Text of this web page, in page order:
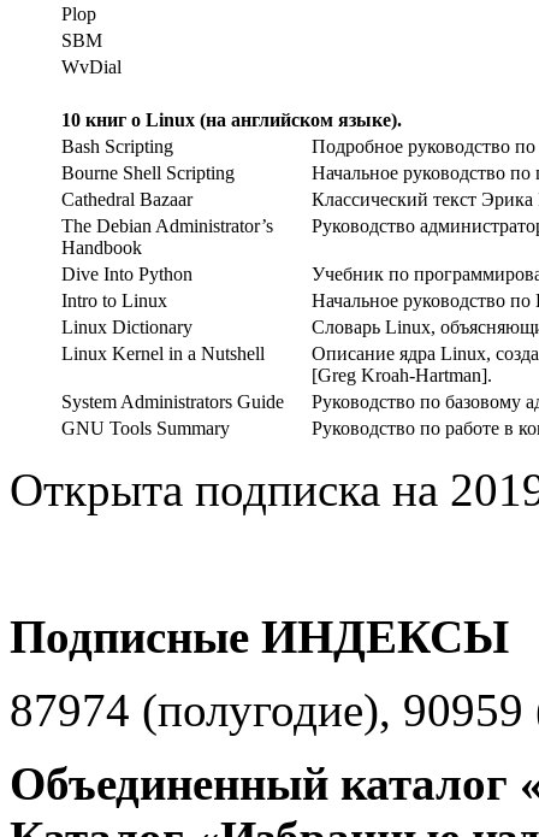
Plop
SBM
WvDial
10 книг о Linux (на английском языке).
Bash Scripting
Подробное руководство
Bourne Shell Scripting
Начальное руководство
Cathedral Bazaar
Классический текст
The Debian Administrator’s
Handbook
Руководство
Dive Into Python
Учебник по
Intro to Linux
Начальное руководство по
Linux Dictionary
Словарь Linux,
Linux Kernel in a Nutshell
Описание ядра Linux,
[Greg Kroah-Hartman].
System Administrators Guide
Руководство по базовому
GNU Tools Summary
Руководство по работе в
Открыта подписка на
Подписные ИНДЕКСЫ
87974 (полугодие), 90959
Объединенный каталог